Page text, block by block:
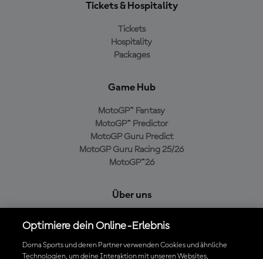
Tickets & Hospitality
Tickets
Hospitality
Packages
Game Hub
MotoGP™ Fantasy
MotoGP™ Predictor
MotoGP Guru Predict
MotoGP Guru Racing 25/26
MotoGP™26
Über uns
Cookie-Richtlinien
Geschäftsbedingungen
Optimiere dein Online-Erlebnis
Dorna Sports und deren Partner verwenden Cookies und ähnliche
Technologien, um deine Interaktion mit unseren Websites,